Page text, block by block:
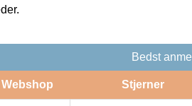
Bedst
Webshop Stjerner